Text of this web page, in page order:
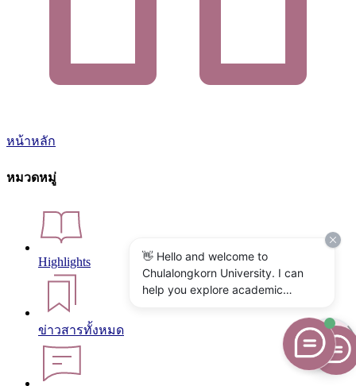
หน้าหลัก
หมวดหมู่
Highlights
ข่าวสารทั้งหมด
👋 Hello and welcome to
Chulalongkorn University. I can
help you explore academic